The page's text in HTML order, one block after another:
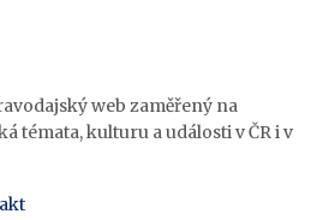
web zaměřený na
témata, kulturu a události v ČR i v